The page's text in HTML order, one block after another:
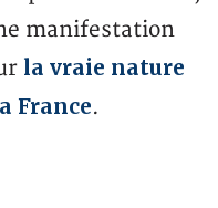
manifestation
la vraie nature
France.